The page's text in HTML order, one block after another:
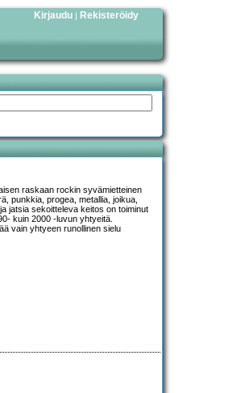
Kirjaudu | Rekisteröidy
raskaan rockin syvämietteinen
punkkia, progea, metallia, joikua,
jatsia sekoitteleva keitos on toiminut
kuin 2000 -luvun yhtyeitä.
vain yhtyeen runollinen sielu